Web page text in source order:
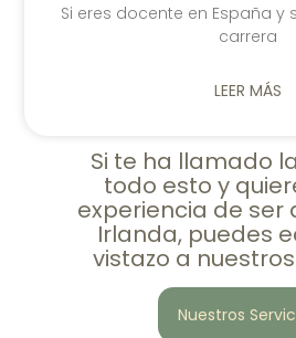
Si eres docente en España y
carrera
LEER MÁS
Si te ha llamado
todo esto y
experiencia de ser
Irlanda, puedes
vistazo a
Nuestros